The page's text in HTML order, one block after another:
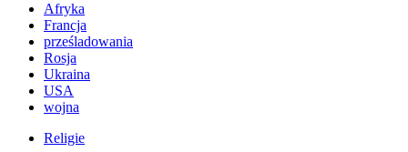
Afryka
Francja
prześladowania
Rosja
Ukraina
USA
wojna
Religie